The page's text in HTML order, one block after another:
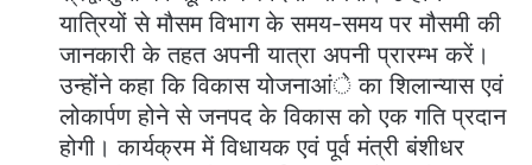
यात्रियों से मौसम विभाग के समय-समय पर मौसमी की
जानकारी के तहत अपनी यात्रा अपनी प्रारम्भ करें।
उन्होंने कहा कि विकास योजनाआंे का शिलान्यास एवं
लोकार्पण होने से जनपद के विकास को एक गति प्रदान
होगी। कार्यक्रम में विधायक एवं पूर्व मंत्री बंशीधर